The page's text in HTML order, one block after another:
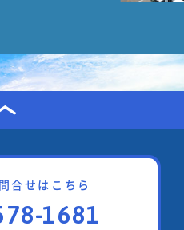
合せはこちら
1681